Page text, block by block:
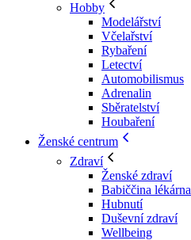
Hobby
Modelářství
Včelařství
Rybaření
Letectví
Automobilismus
Adrenalin
Sběratelství
Houbaření
Ženské centrum
Zdraví
Ženské zdraví
Babiččina lékárna
Hubnutí
Duševní zdraví
Wellbeing